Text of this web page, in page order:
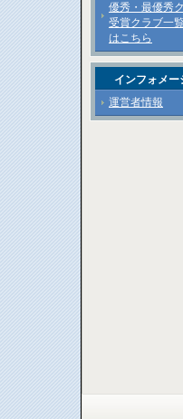
優秀・最優秀
受賞クラブ一
はこちら
インフォメー
運営者情報